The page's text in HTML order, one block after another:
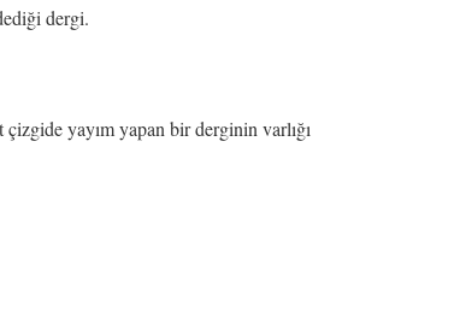
dergi.
yayım yapan bir derginin varlığı